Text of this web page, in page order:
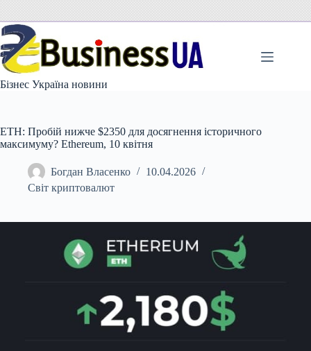
вмісту
Бізнес Україна новини
ETH: Пробій нижче $2350 для досягнення історичного
максимуму? Ethereum, 10 квітня
Богдан Власенко
10.04.2026
Світ криптовалют